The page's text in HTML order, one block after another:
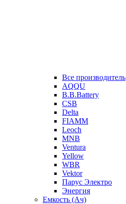
Все производитель
AQQU
B.B.Battery
CSB
Delta
FIAMM
Leoch
MNB
Ventura
Yellow
WBR
Vektor
Парус Электро
Энергия
Емкость (Ач)